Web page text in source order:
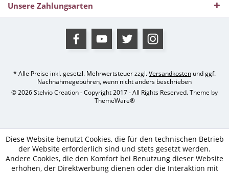
Unsere Zahlungsarten
* Alle Preise inkl. gesetzl. Mehrwertsteuer zzgl.Versandkosten und ggf.
Nachnahmegebühren, wenn nicht anders beschrieben
© 2026 Stelvio Creation - Copyright 2017 - All Rights Reserved. Theme by
ThemeWare®
Diese Website benutzt Cookies, die für den technischen Betrieb
der Website erforderlich sind und stets gesetzt werden.
Andere Cookies, die den Komfort bei Benutzung dieser Website
erhöhen, der Direktwerbung dienen oder die Interaktion mit